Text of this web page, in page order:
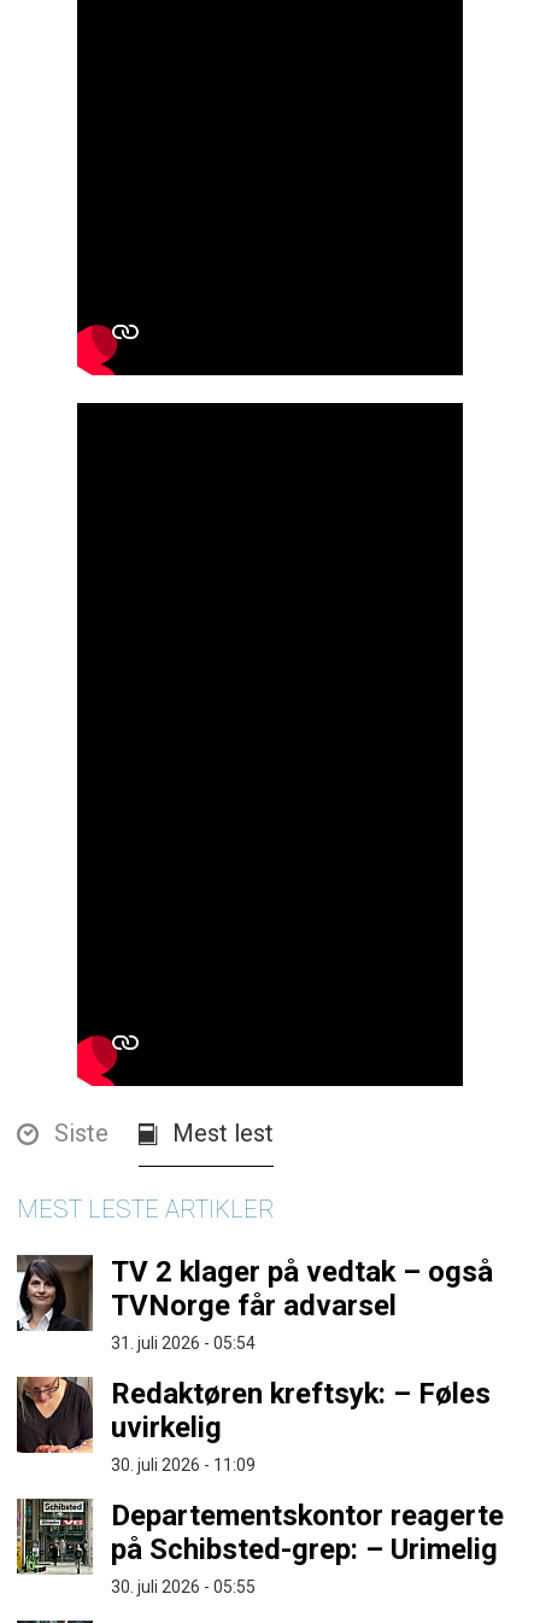
Siste Mest lest
MEST LESTE ARTIKLER
TV 2 klager på vedtak – også
TVNorge får advarsel
31. juli 2026 - 05:54
Redaktøren kreftsyk: – Føles
uvirkelig
30. juli 2026 - 11:09
Departementskontor reagerte
på Schibsted-grep: – Urimelig
30. juli 2026 - 05:55